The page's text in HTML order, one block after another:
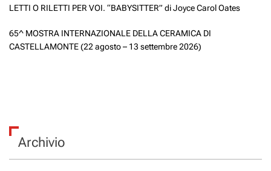
LETTI O RILETTI PER VOI. “BABYSITTER” di Joyce Carol Oates
65^ MOSTRA INTERNAZIONALE DELLA CERAMICA DI
CASTELLAMONTE (22 agosto – 13 settembre 2026)
Archivio